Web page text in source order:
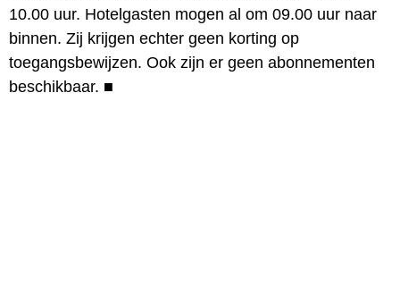
10.00 uur. Hotelgasten mogen al om 09.00 uur naar
binnen. Zij krijgen echter geen korting op
toegangsbewijzen. Ook zijn er geen abonnementen
beschikbaar. ■